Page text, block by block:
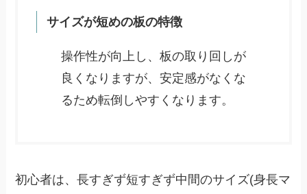
サイズが短めの板の特徴
操作性が向上し、板の取り回しが
良くなりますが、安定感がなくな
るため転倒しやすくなります。
初心者は、長すぎず短すぎず中間のサイズ(身長マ